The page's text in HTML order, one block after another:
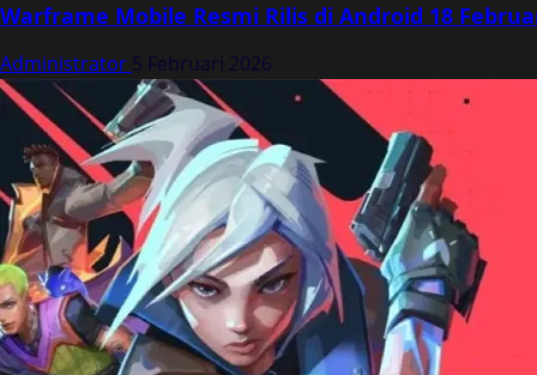
Warframe Mobile Resmi Rilis di Android 18
Administrator 5 Februari 2026